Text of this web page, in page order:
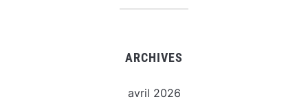
ARCHIVES
avril 2026